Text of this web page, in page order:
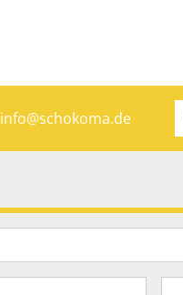
info@schokoma.de